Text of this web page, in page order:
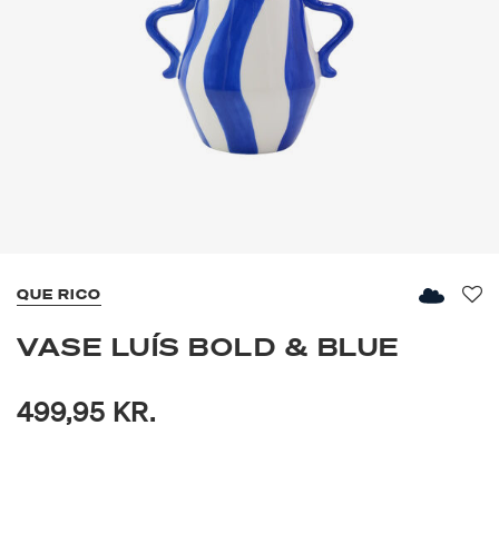
QUE RICO
VASE LUÍS BOLD & BLUE
499,95 KR.